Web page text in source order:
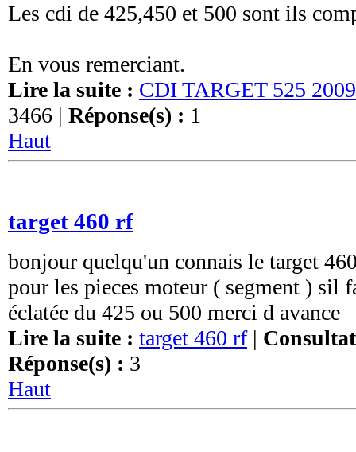
Les cdi de 425,450 et 500 sont ils
En vous remerciant.
Lire la suite : CDI TARGET 525 2009
3466 | Réponse(s) : 1
Haut
target 460 rf
bonjour quelqu'un connais le target
pour les pieces moteur ( segment ) sil
éclatée du 425 ou 500 merci d avance
Lire la suite : target 460 rf|
Réponse(s) : 3
Haut